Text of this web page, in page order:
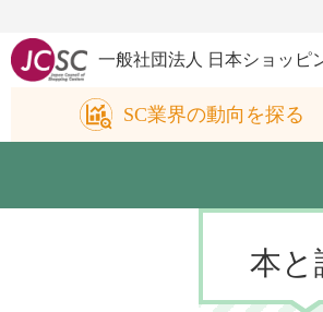
一般社団法人 日本ショッピ
SC業界の動向を探る
本と